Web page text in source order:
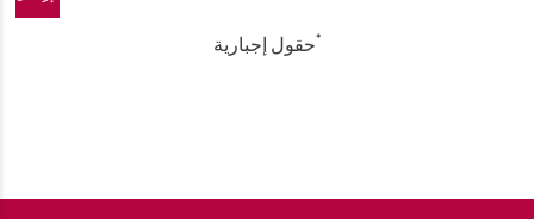
*حقول إجبارية